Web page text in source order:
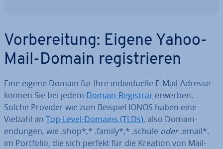
Vor­be­rei­tung: Eigene Yahoo-
Mail-Domain re­gis­trie­ren
Eine eigene Domain für Ihre in­di­vi­du­el­le E-Mail-Adresse
können Sie bei jedem Domain-Registrar erwerben.
Solche Provider wie zum Beispiel IONOS haben eine
Vielzahl an Top-Level-Domains (TLDs), also Do­main­
endun­gen, wie .shop*,* .family*,* .schule oder.email*.
im Portfolio, die sich perfekt für die Kreation von Mail­